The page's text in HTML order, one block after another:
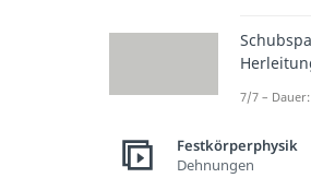
7/7 – Dauer:
Festkörperphysik
Dehnungen